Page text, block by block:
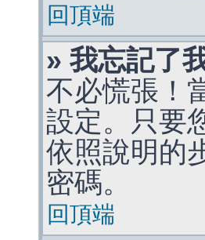
回頂端
» 我忘記了
不必慌張！
設定。只要
依照說明的
密碼。
回頂端